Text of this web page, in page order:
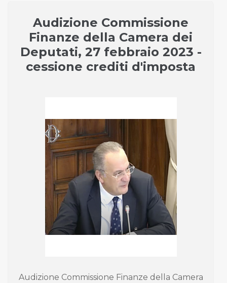
Audizione Commissione
Finanze della Camera dei
Deputati, 27 febbraio 2023 -
cessione crediti d'imposta
Audizione Commissione Finanze della Camera